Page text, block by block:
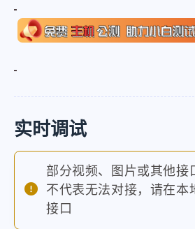
实时调试
部分视频、图片或其他接
不代表无法对接，请在本
接口